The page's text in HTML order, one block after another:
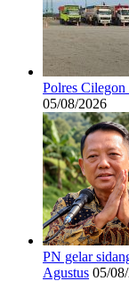
Polres
05/08/2026
PN gelar
Agustus 05/